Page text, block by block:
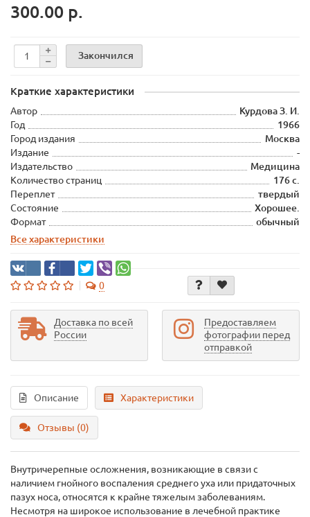
300.00 р.
Закончился
Краткие характеристики
Автор
Курдова З. И.
Год
1966
Город издания
Москва
Издание
-
Издательство
Медицина
Количество страниц
176 с.
Переплет
твердый
Состояние
Хорошее.
Формат
обычный
Все характеристики
0
Доставка по всей
России
Предоставляем
фотографии перед
отправкой
Описание Характеристики
Отзывы (0)
Внутричерепные осложнения, возникающие в связи с
наличием гнойного воспаления среднего уха или придаточных
пазух носа, относятся к крайне тяжелым заболеваниям.
Несмотря на широкое использование в лечебной практике